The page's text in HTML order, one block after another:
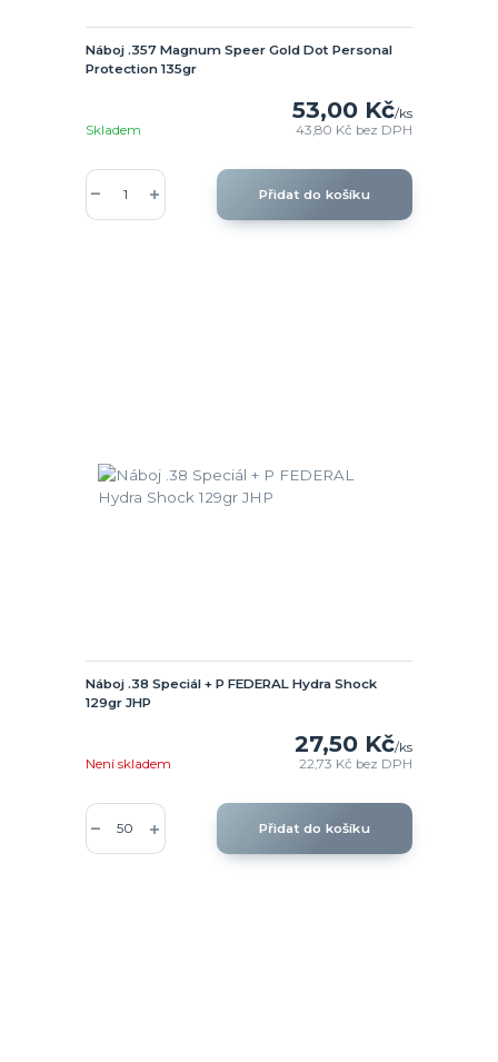
Náboj .357 Magnum Speer Gold Dot Personal
Protection 135gr
53,00 Kč/ks
43,80 Kč bez DPH
Skladem
Přidat do košíku
Náboj .38 Speciál + P FEDERAL Hydra Shock
129gr JHP
27,50 Kč/ks
22,73 Kč bez DPH
Není skladem
Přidat do košíku